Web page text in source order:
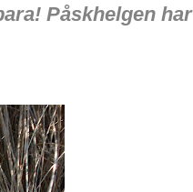
Påskhelgen har